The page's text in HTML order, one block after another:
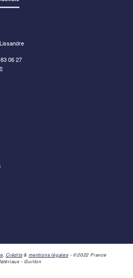
06 27
, Crédits& mentions légales- ©2022 France
- Guillon